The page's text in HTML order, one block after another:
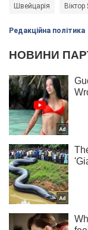
Швейцарія
Редакційна політика